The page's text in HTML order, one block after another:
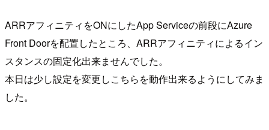
ARRアフィニティをONにしたApp Serviceの前段にAzure
Front Doorを配置したところ、ARRアフィニティによるイン
スタンスの固定化出来ませんでした。
本日は少し設定を変更しこちらを動作出来るようにしてみま
した。